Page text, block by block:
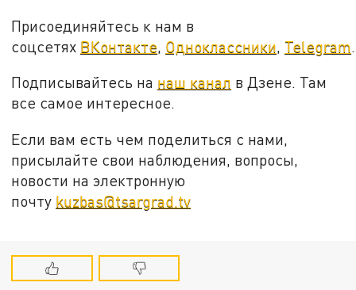
Присоединяйтесь к нам в
соцсетях ВКонтакте, Одноклассники, Telegram.
Подписывайтесь на наш канал в Дзене. Там
все самое интересное.
Если вам есть чем поделиться с нами,
присылайте свои наблюдения, вопросы,
новости на электронную
почту kuzbas@tsargrad.tv